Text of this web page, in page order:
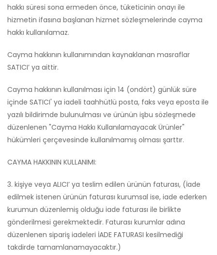
hakkı süresi sona ermeden önce, tüketicinin onayı ile
hizmetin ifasına başlanan hizmet sözleşmelerinde cayma
hakkı kullanılamaz.
Cayma hakkının kullanımından kaynaklanan masraflar
SATICI’ ya aittir.
Cayma hakkının kullanılması için 14 (ondört) günlük süre
içinde SATICI' ya iadeli taahhütlü posta, faks veya eposta ile
yazılı bildirimde bulunulması ve ürünün işbu sözleşmede
düzenlenen "Cayma Hakkı Kullanılamayacak Ürünler"
hükümleri çerçevesinde kullanılmamış olması şarttır.
CAYMA HAKKININ KULLANIMI:
3. kişiye veya ALICI’ ya teslim edilen ürünün faturası, (İade
edilmek istenen ürünün faturası kurumsal ise, iade ederken
kurumun düzenlemiş olduğu iade faturası ile birlikte
gönderilmesi gerekmektedir. Faturası kurumlar adına
düzenlenen sipariş iadeleri İADE FATURASI kesilmediği
takdirde tamamlanamayacaktır.)